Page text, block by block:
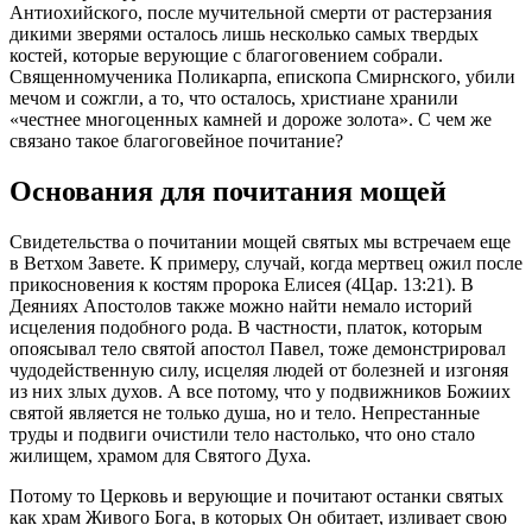
Антиохийского, после мучительной смерти от растерзания
дикими зверями осталось лишь несколько самых твердых
костей, которые верующие с благоговением собрали.
Священномученика Поликарпа, епископа Смирнского, убили
мечом и сожгли, а то, что осталось, христиане хранили
«честнее многоценных камней и дороже золота». С чем же
связано такое благоговейное почитание?
Основания для почитания мощей
Свидетельства о почитании мощей святых мы встречаем еще
в Ветхом Завете. К примеру, случай, когда мертвец ожил после
прикосновения к костям пророка Елисея (4Цар. 13:21). В
Деяниях Апостолов также можно найти немало историй
исцеления подобного рода. В частности, платок, которым
опоясывал тело святой апостол Павел, тоже демонстрировал
чудодейственную силу, исцеляя людей от болезней и изгоняя
из них злых духов. А все потому, что у подвижников Божиих
святой является не только душа, но и тело. Непрестанные
труды и подвиги очистили тело настолько, что оно стало
жилищем, храмом для Святого Духа.
Потому то Церковь и верующие и почитают останки святых
как храм Живого Бога, в которых Он обитает, изливает свою